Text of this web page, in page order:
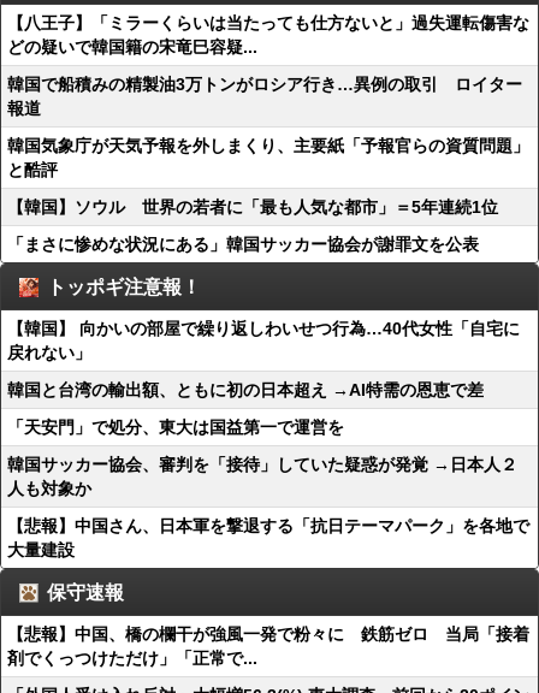
【八王子】「ミラーくらいは当たっても仕方ないと」過失運転傷害な
どの疑いで韓国籍の宋竜巳容疑...
韓国で船積みの精製油3万トンがロシア行き…異例の取引 ロイター
報道
韓国気象庁が天気予報を外しまくり、主要紙「予報官らの資質問題」
と酷評
【韓国】ソウル 世界の若者に「最も人気な都市」＝5年連続1位
「まさに惨めな状況にある」韓国サッカー協会が謝罪文を公表
トッポギ注意報！
【韓国】 向かいの部屋で繰り返しわいせつ行為…40代女性「自宅に
戻れない」
韓国と台湾の輸出額、ともに初の日本超え →AI特需の恩恵で差
「天安門」で処分、東大は国益第一で運営を
韓国サッカー協会、審判を「接待」していた疑惑が発覚 →日本人２
人も対象か
【悲報】中国さん、日本軍を撃退する「抗日テーマパーク」を各地で
大量建設
保守速報
【悲報】中国、橋の欄干が強風一発で粉々に 鉄筋ゼロ 当局「接着
剤でくっつけただけ」「正常で...